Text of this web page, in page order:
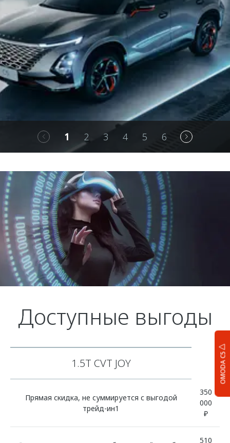
OMODA C5
1 2 3 4 5 6
Доступные выгоды
1.5T CVT JOY
Прямая скидка, не суммируется с выгодой
трейд-ин1
350
000
₽
510